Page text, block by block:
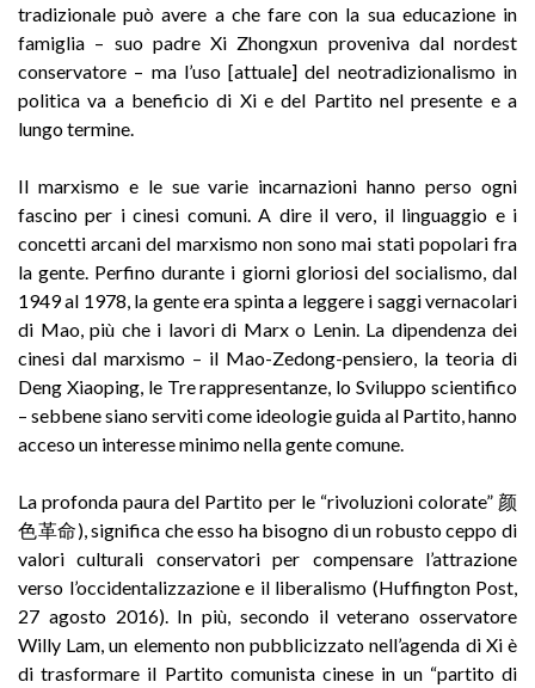
tradizionale può avere a che fare con la sua educazione in
famiglia – suo padre Xi Zhongxun proveniva dal nordest
conservatore – ma l’uso [attuale] del neotradizionalismo in
politica va a beneficio di Xi e del Partito nel presente e a
lungo termine.
Il marxismo e le sue varie incarnazioni hanno perso ogni
fascino per i cinesi comuni. A dire il vero, il linguaggio e i
concetti arcani del marxismo non sono mai stati popolari fra
la gente. Perfino durante i giorni gloriosi del socialismo, dal
1949 al 1978, la gente era spinta a leggere i saggi vernacolari
di Mao, più che i lavori di Marx o Lenin. La dipendenza dei
cinesi dal marxismo – il Mao-Zedong-pensiero, la teoria di
Deng Xiaoping, le Tre rappresentanze, lo Sviluppo scientifico
– sebbene siano serviti come ideologie guida al Partito, hanno
acceso un interesse minimo nella gente comune.
La profonda paura del Partito per le “rivoluzioni colorate” 颜
色革命), significa che esso ha bisogno di un robusto ceppo di
valori culturali conservatori per compensare l’attrazione
verso l’occidentalizzazione e il liberalismo (Huffington Post,
27 agosto 2016). In più, secondo il veterano osservatore
Willy Lam, un elemento non pubblicizzato nell’agenda di Xi è
di trasformare il Partito comunista cinese in un “partito di